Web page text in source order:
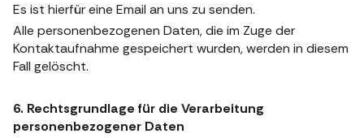
Es ist hierfür eine Email an uns zu senden.
Alle personenbezogenen Daten, die im Zuge der
Kontaktaufnahme gespeichert wurden, werden in diesem
Fall gelöscht.
6. Rechtsgrundlage für die Verarbeitung
personenbezogener Daten